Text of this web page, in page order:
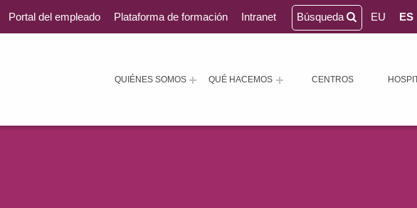
QUIÉNES SOMOS QUÉ HACEMOS CENTROS
Portal del empleado Plataforma de formación Intranet Búsqueda EU ES